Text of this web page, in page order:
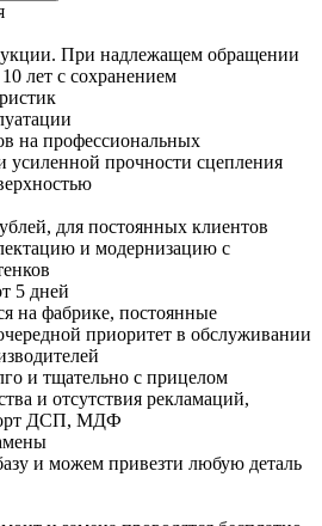
При надлежащем обращении
лет с сохранением
на профессиональных
усиленной прочности сцепления
для постоянных клиентов
и модернизацию с
5 дней
на фабрике, постоянные
приоритет в обслуживании
и тщательно с прицелом
и отсутствия рекламаций,
ДСП, МДФ
и можем привезти любую деталь